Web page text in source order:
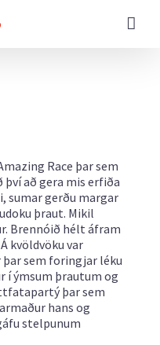
Race þar sem
að gera mis erfiða
sumar gerðu margar
þraut. Mikil
Brennóið hélt áfram
kvöldvöku var
sem foringjar léku
í ýmsum þrautum og
þar sem
hans og
stelpunum